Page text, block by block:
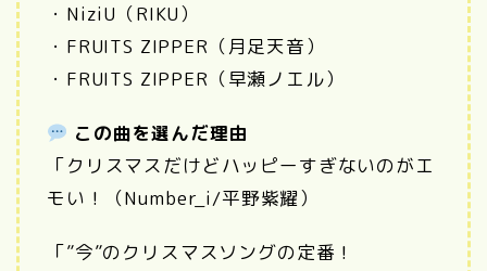
・NiziU（RIKU）
・FRUITS ZIPPER（月足天音）
・FRUITS ZIPPER（早瀬ノエル）
この曲を選んだ理由
「クリスマスだけどハッピーすぎないのがエ
モい！（Number_i/平野紫耀）
「”今”のクリスマスソングの定番！